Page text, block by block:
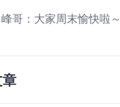
峰哥：大家周末愉快啦～
章